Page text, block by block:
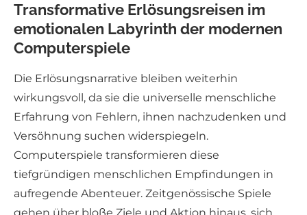
Transformative Erlösungsreisen im
emotionalen Labyrinth der modernen
Computerspiele
Die Erlösungsnarrative bleiben weiterhin
wirkungsvoll, da sie die universelle menschliche
Erfahrung von Fehlern, ihnen nachzudenken und
Versöhnung suchen widerspiegeln.
Computerspiele transformieren diese
tiefgründigen menschlichen Empfindungen in
aufregende Abenteuer. Zeitgenössische Spiele